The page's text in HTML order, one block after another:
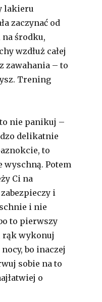
lakieru
zaczynać od
środku,
wzdłuż całej
zawahania – to
Trening
to nie panikuj –
delikatnie
to
wyschną. Potem
Ci na
i
i nie
to pierwszy
rąk wykonuj
bo inaczej
sobie na to
o